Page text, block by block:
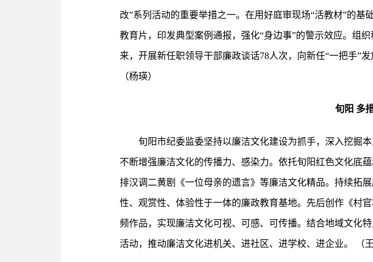
改”系列活动的重要举措之一。在用好庭审现场“活教材”的
教育片，印发典型案例通报，强化“身边事”的警示效应。组
来，开展新任职领导干部廉政谈话78人次，向新任“一把手”
（杨瑛）
旬阳 多
旬阳市纪委监委坚持以廉洁文化建设为抓手，深入挖掘
不断增强廉洁文化的传播力、感染力。依托旬阳红色文化底
排汉调二黄剧《一位母亲的遗言》等廉洁文化精品。持续拓
性、观赏性、体验性于一体的廉政教育基地。先后创作《村
频作品，实现廉洁文化可视、可感、可传播。结合地域文化
活动，推动廉洁文化进机关、进社区、进学校、进企业。 （王